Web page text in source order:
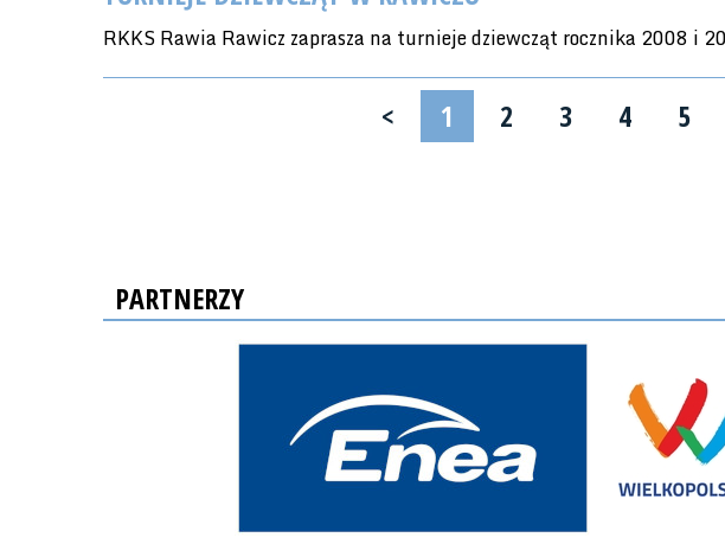
RKKS Rawia Rawicz zaprasza na turnieje dziewcząt rocznika 2008 i
< 1 2 3 4 5
PARTNERZY